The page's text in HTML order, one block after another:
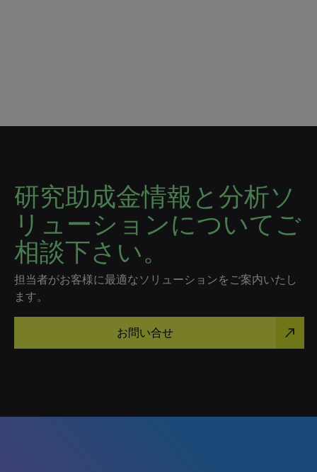
研究助成金情報と分析ソ
リューションについてご
相談下さい。
担当者がお客様に最適なソリューションをご案内いたし
ます。
お問い合せ north_east